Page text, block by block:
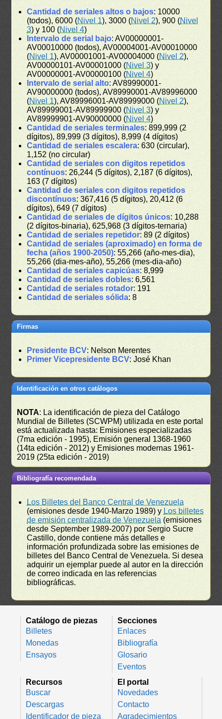
Cantidad de seriales altos o bajos: 10000
(todos), 6000 (Nivel 1), 3000 (Nivel 2), 900 (Nivel
3) y 100 (Nivel 4)
Intervalo de serial bajo: AV00000001-
AV00010000 (todos), AV00004001-AV00010000
(Nivel 1), AV00001001-AV00004000 (Nivel 2),
AV00000101-AV00001000 (Nivel 3) y
AV00000001-AV00000100 (Nivel 4)
Intervalo de serial alto: AV89990001-
AV90000000 (todos), AV89990001-AV89996000
(Nivel 1), AV89996001-AV89999000 (Nivel 2),
AV89999001-AV89999900 (Nivel 3) y
AV89999901-AV90000000 (Nivel 4)
Cantidad de seriales terminales: 899,999 (2
dígitos), 89,999 (3 dígitos), 8,999 (4 dígitos)
Cantidad de seriales escalera: 630 (circular),
1,152 (no circular)
Cantidad de seriales con digitos repetidos
contínuos: 26,244 (5 dígitos), 2,187 (6 dígitos),
163 (7 dígitos)
Cantidad de seriales con digitos repetidos
discontínuos: 367,416 (5 dígitos), 20,412 (6
dígitos), 649 (7 dígitos)
Cantidad de seriales de dígitos únicos: 10,288
(2 dígitos-binaria), 625,968 (3 dígitos-ternaria)
Cantidad de seriales repetidor: 89 (2 dígitos)
Cantidad de seriales (aproximado) en forma de
fecha (años 1900-2050): 55,266 (año-mes-dia),
55,266 (dia-mes-año), 55,266 (mes-dia-año)
Cantidad de seriales capicúas: 8,999
Cantidad de seriales dobles: 6,561
Cantidad de seriales rotador: 191
Cantidad de seriales sólida: 8
Firmas
Presidente BCV: Nelson Merentes
Primer Vicepresidente BCV: José Khan
Identificación en otros catálogos
NOTA: La identificación de pieza del Catálogo
Mundial de Billetes (SCWPM) utilizada en este portal
está actualizada hasta: Emisiones especializadas
(7ma edición - 1995), Emisión general 1368-1960
(14ta edición - 2012) y Emisiones modernas 1961-
2019 (25ta edición - 2019)
Bibliografía recomendada
Los Billetes del Banco Central de Venezuela
(emisiones desde 1940-Marzo 1989) y Los billetes
de emisión centralizada de Venezuela (emisiones
desde September 1989-2007) por Sergio Sucre
Castillo, donde contiene más detalles e
información profundizada sobre las emisiones de
billetes del Banco Central de Venezuela. Si desea
adquirir un ejemplar puede al autor en la dirección
de correo indicada en las referencias
bibliográficas.
Catálogo de piezas
Billetes
Monedas
Ensayos
Secciones
Enlaces
Bibliografía
Glosario
Eventos
Recursos
Buscar
Descargas
Identificador de pieza
El portal
Novedades
Contacto
Agradecimientos